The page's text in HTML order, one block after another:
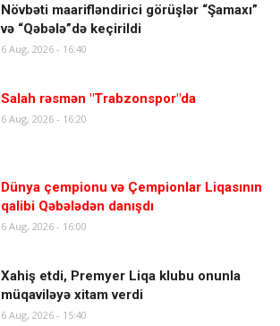
Növbəti maarifləndirici görüşlər “Şamaxı”
və “Qəbələ”də keçirildi
6 Aug, 2026 - 16:40
Salah rəsmən "Trabzonspor"da
6 Aug, 2026 - 16:20
Dünya çempionu və Çempionlar Liqasının
qalibi Qəbələdən danışdı
6 Aug, 2026 - 16:00
Xahiş etdi, Premyer Liqa klubu onunla
müqaviləyə xitam verdi
6 Aug, 2026 - 15:40